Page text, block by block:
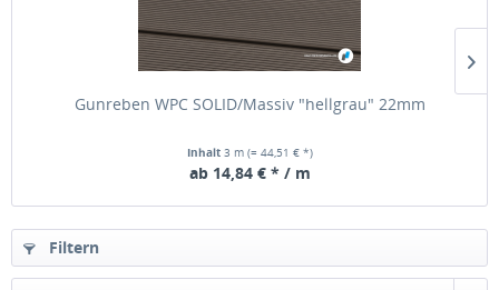
Gunreben WPC SOLID/Massiv "hellgrau" 22mm
Inhalt 3 m (= 44,51 € *)
ab 14,84 € * / m
Filtern